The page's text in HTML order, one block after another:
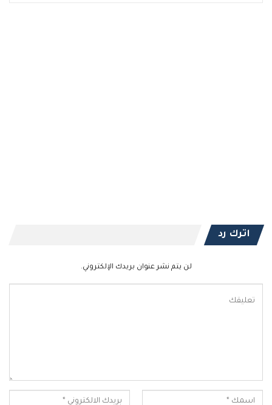
اترك رد
لن يتم نشر عنوان بريدك الإلكتروني.